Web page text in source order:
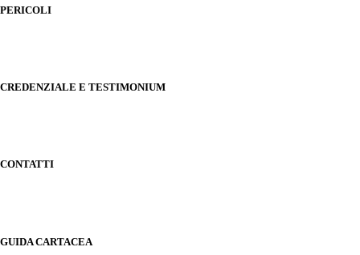
PERICOLI
CREDENZIALE E TESTIMONIUM
CONTATTI
GUIDA CARTACEA